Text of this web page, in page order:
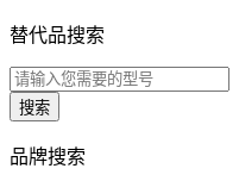
替代品搜索
品牌搜索